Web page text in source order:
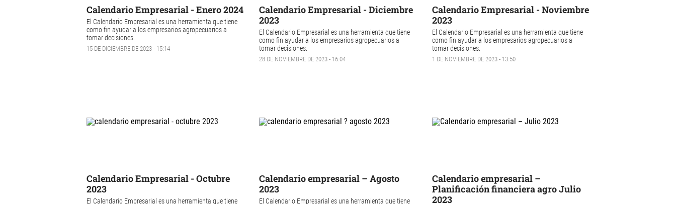
Calendario Empresarial - Enero 2024
El Calendario Empresarial es una herramienta que tiene
como fin ayudar a los empresarios agropecuarios a
tomar decisiones.
15 DE DICIEMBRE DE 2023 - 15:14
Calendario Empresarial - Diciembre
2023
El Calendario Empresarial es una herramienta que tiene
como fin ayudar a los empresarios agropecuarios a
tomar decisiones.
28 DE NOVIEMBRE DE 2023 - 16:04
Calendario Empresarial - Noviembre
2023
El Calendario Empresarial es una herramienta que tiene
como fin ayudar a los empresarios agropecuarios a
tomar decisiones.
1 DE NOVIEMBRE DE 2023 - 13:50
Calendario Empresarial - Octubre
2023
El Calendario Empresarial es una herramienta que tiene
Calendario empresarial – Agosto
2023
El Calendario Empresarial es una herramienta que tiene
Calendario empresarial –
Planificación financiera agro Julio
2023